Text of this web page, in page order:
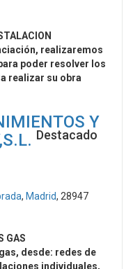
realizaremos
poder resolver los
realizar su obra
Y
Destacado
, Madrid, 28947
GAS
desde: redes de
individuales,